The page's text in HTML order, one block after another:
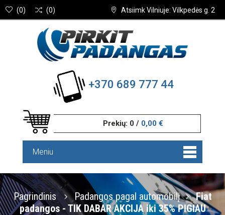
Atsiimk Vilniuje: Vilkpedės g. 2
(0) (0)
+370 689 777 44
Prekių: 0 / 0,00 €
Meniu
Pagrindinis Padangos pagal automobilį
Fiat
padangos - TIK DABAR AKCIJA iki 35% PIGIAU